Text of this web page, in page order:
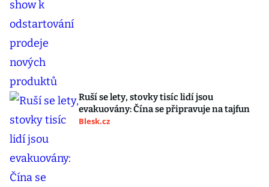
Ruší se lety, stovky tisíc lidí jsou
evakuovány: Čína se připravuje na tajfun
Blesk.cz